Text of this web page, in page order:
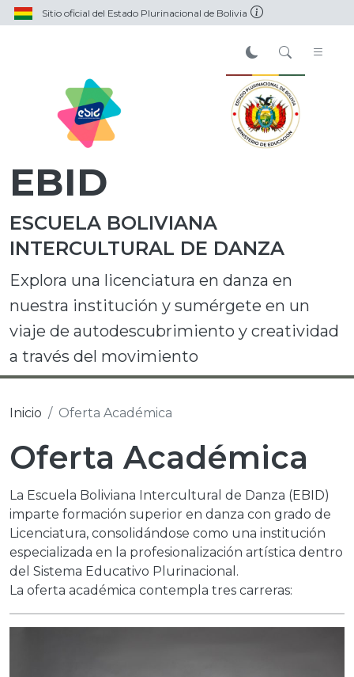
Sitio oficial del Estado Plurinacional de Bolivia
EBID
ESCUELA BOLIVIANA
INTERCULTURAL DE DANZA
Explora una licenciatura en danza en
nuestra institución y sumérgete en un
viaje de autodescubrimiento y creatividad
a través del movimiento
Inicio Oferta Académica
Oferta Académica
La Escuela Boliviana Intercultural de Danza (EBID)
imparte formación superior en danza con grado de
Licenciatura, consolidándose como una institución
especializada en la profesionalización artística dentro
del Sistema Educativo Plurinacional.
La oferta académica contempla tres carreras: